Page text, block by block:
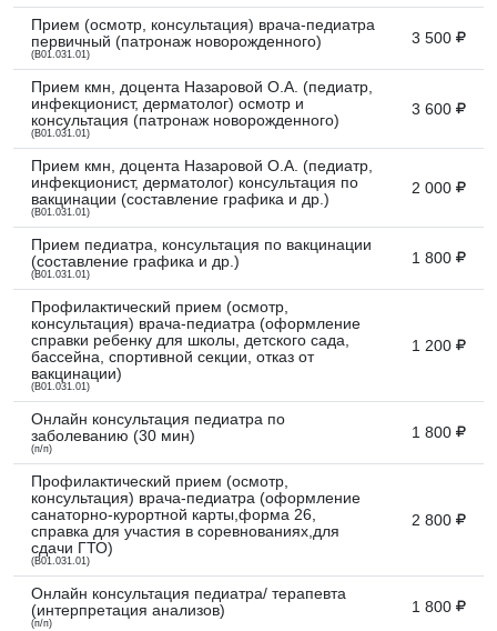
Прием (осмотр, консультация) врача-педиатра
первичный (патронаж новорожденного)
(B01.031.01)
3 500
Прием кмн, доцента Назаровой О.А. (педиатр,
инфекционист, дерматолог) осмотр и
консультация (патронаж новорожденного)
(B01.031.01)
3 600
Прием кмн, доцента Назаровой О.А. (педиатр,
инфекционист, дерматолог) консультация по
вакцинации (составление графика и др.)
(B01.031.01)
2 000
Прием педиатра, консультация по вакцинации
(составление графика и др.)
(B01.031.01)
1 800
Профилактический прием (осмотр,
консультация) врача-педиатра (оформление
справки ребенку для школы, детского сада,
бассейна, спортивной секции, отказ от
вакцинации)
(B01.031.01)
1 200
Онлайн консультация педиатра по
заболеванию (30 мин)
(п/п)
1 800
Профилактический прием (осмотр,
консультация) врача-педиатра (оформление
санаторно-курортной карты,форма 26,
справка для участия в соревнованиях,для
сдачи ГТО)
(B01.031.01)
2 800
Онлайн консультация педиатра/ терапевта
(интерпретация анализов)
(п/п)
1 800